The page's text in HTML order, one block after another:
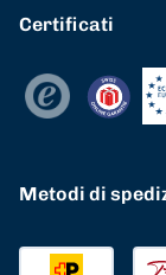
Certificati
Metodi di